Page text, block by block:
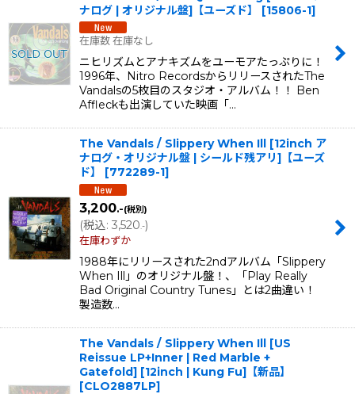
ナログ | オリジナル盤]【ユーズド】
[15806-1]
在庫数 在庫なし
ニヒリズムとアナキズムをユーモアたっぷりに！
1996年、Nitro RecordsからリリースされたThe
Vandalsの5枚目のスタジオ・アルバム！！ Ben
Affleckも出演していた映画「…
The Vandals / Slippery When Ill [12inch ア
ナログ・オリジナル盤 | シールド残アリ]【ユーズ
ド】
[772289-1]
3,200.-(税別)
(税込: 3,520.-)
在庫わずか
1988年にリリースされた2ndアルバム「Slippery
When Ill」のオリジナル盤！、「Play Really
Bad Original Country Tunes」とは2曲違い！
製造数…
The Vandals / Slippery When Ill [US
Reissue LP+Inner | Red Marble +
Gatefold] [12inch | Kung Fu]【新品】
[CLO2887LP]